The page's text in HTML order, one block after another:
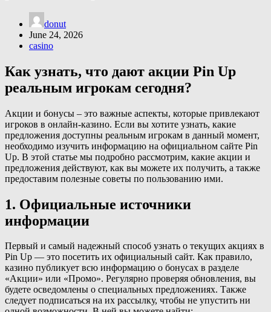
donut
June 24, 2026
casino
Как узнать, что дают акции Pin Up
реальным игрокам сегодня?
Акции и бонусы – это важные аспекты, которые привлекают
игроков в онлайн-казино. Если вы хотите узнать, какие
предложения доступны реальным игрокам в данный момент,
необходимо изучить информацию на официальном сайте Pin
Up. В этой статье мы подробно рассмотрим, какие акции и
предложения действуют, как вы можете их получить, а также
предоставим полезные советы по пользованию ими.
1. Официальные источники
информации
Первый и самый надежный способ узнать о текущих акциях в
Pin Up — это посетить их официальный сайт. Как правило,
казино публикует всю информацию о бонусах в разделе
«Акции» или «Промо». Регулярно проверяя обновления, вы
будете осведомлены о специальных предложениях. Также
следует подписаться на их рассылку, чтобы не упустить ни